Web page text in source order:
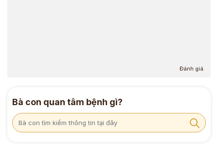
Đánh giá
Bà con quan tâm bệnh gì?